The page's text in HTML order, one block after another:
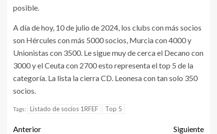
posible.
A día de hoy, 10 de julio de 2024, los clubs con más socios
son Hércules con más 5000 socios, Murcia con 4000 y
Unionistas con 3500. Le sigue muy de cerca el Decano con
3000 y el Ceuta con 2700 esto representa el top 5 de la
categoría. La lista la cierra CD. Leonesa con tan solo 350
socios.
Tags: Listado de socios 1RFEF Top 5
Anterior
Siguiente